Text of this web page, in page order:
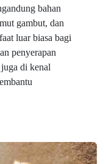
bahan
gambut, dan
luar biasa bagi
penyerapan
di kenal